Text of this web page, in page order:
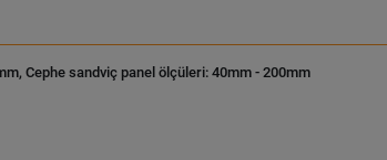
Cephe sandviç panel ölçüleri: 40mm - 200mm